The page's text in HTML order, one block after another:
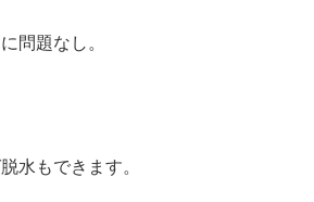
問題なし。
水もできます。